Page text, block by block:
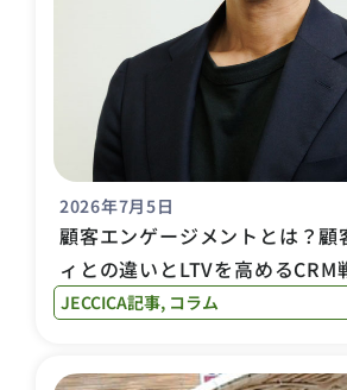
2026年7月5日
顧客エンゲージメントとは？顧
ィとの違いとLTVを高めるCRM
JECCICA記事, コラム